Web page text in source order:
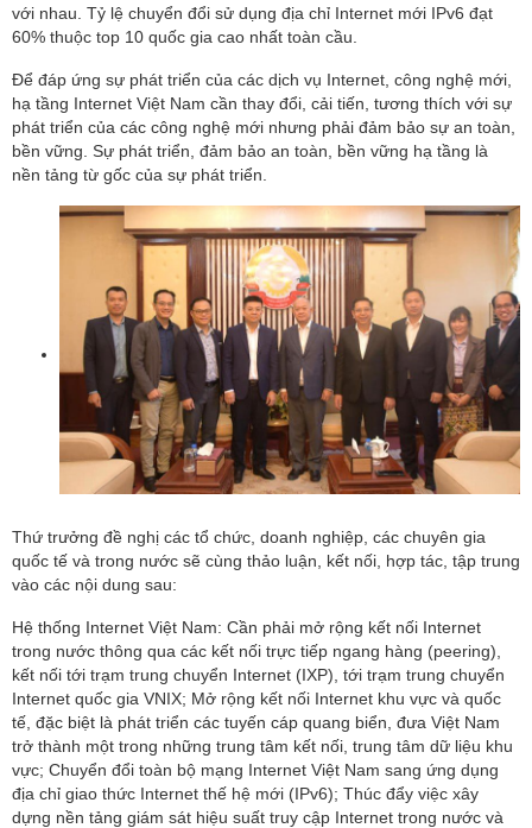
với nhau. Tỷ lệ chuyển đổi sử dụng địa chỉ Internet mới IPv6 đạt
60% thuộc top 10 quốc gia cao nhất toàn cầu.
Để đáp ứng sự phát triển của các dịch vụ Internet, công nghệ mới,
hạ tầng Internet Việt Nam cần thay đổi, cải tiến, tương thích với sự
phát triển của các công nghệ mới nhưng phải đảm bảo sự an toàn,
bền vững. Sự phát triển, đảm bảo an toàn, bền vững hạ tầng là
nền tảng từ gốc của sự phát triển.
Thứ trưởng đề nghị các tổ chức, doanh nghiệp, các chuyên gia
quốc tế và trong nước sẽ cùng thảo luận, kết nối, hợp tác, tập trung
vào các nội dung sau:
Hệ thống Internet Việt Nam: Cần phải mở rộng kết nối Internet
trong nước thông qua các kết nối trực tiếp ngang hàng (peering),
kết nối tới trạm trung chuyển Internet (IXP), tới trạm trung chuyển
Internet quốc gia VNIX; Mở rộng kết nối Internet khu vực và quốc
tế, đặc biệt là phát triển các tuyến cáp quang biển, đưa Việt Nam
trở thành một trong những trung tâm kết nối, trung tâm dữ liệu khu
vực; Chuyển đổi toàn bộ mạng Internet Việt Nam sang ứng dụng
địa chỉ giao thức Internet thế hệ mới (IPv6); Thúc đẩy việc xây
dựng nền tảng giám sát hiệu suất truy cập Internet trong nước và